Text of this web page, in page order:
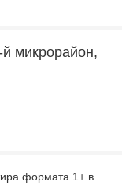
микрорайон,
формата 1+ в